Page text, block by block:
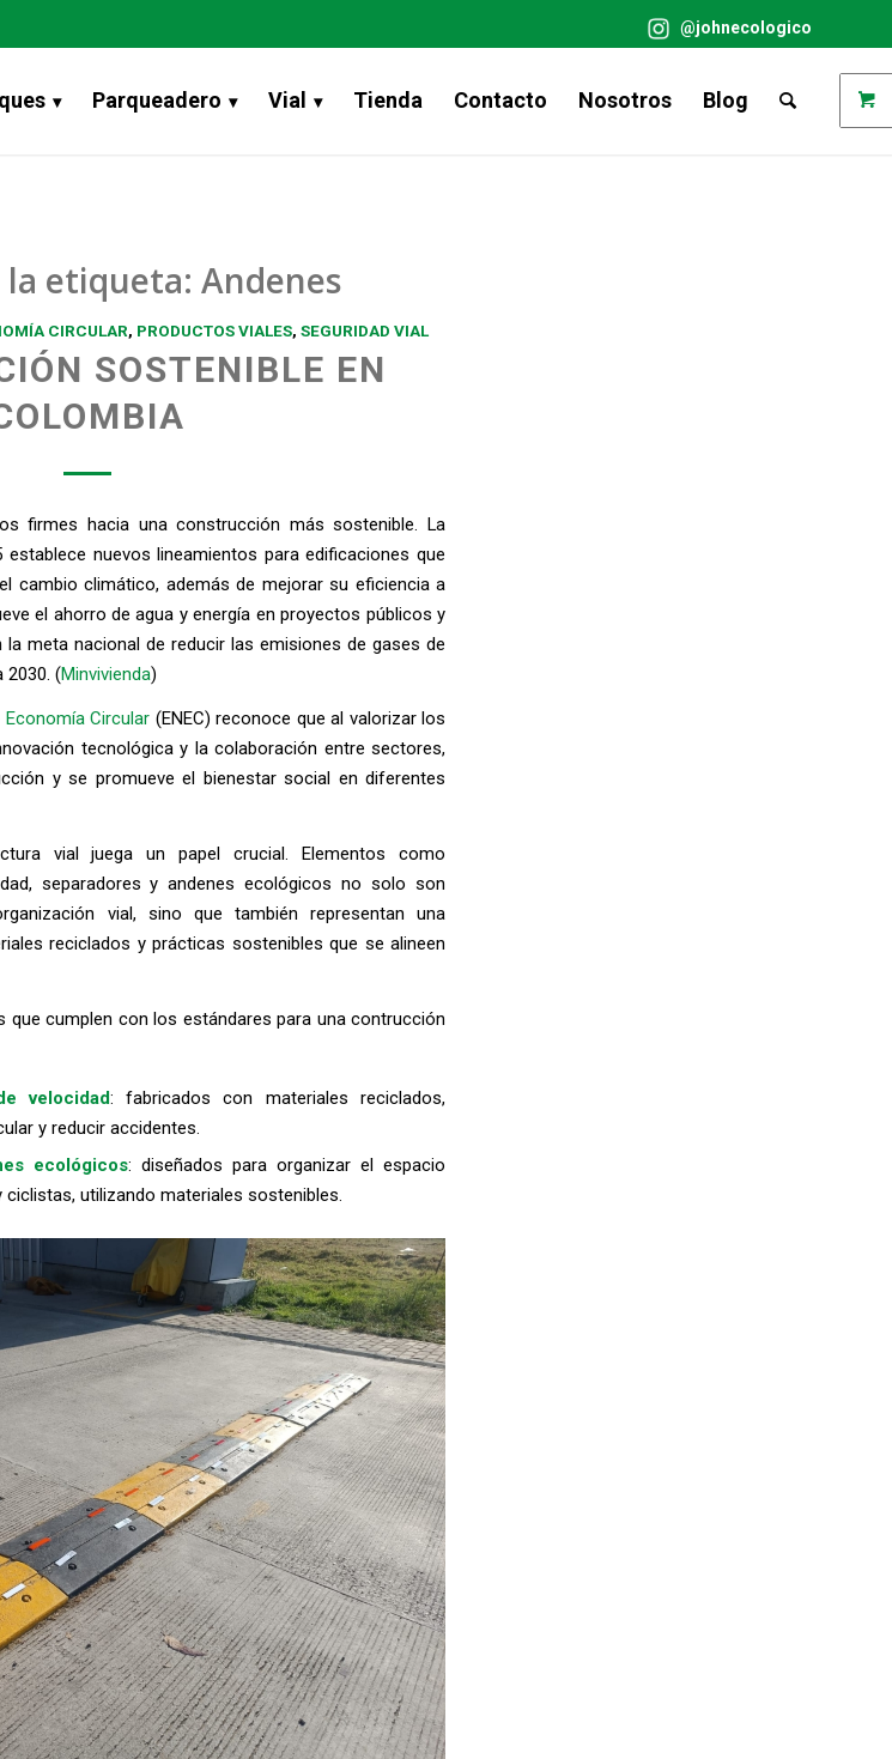
@johnecologico
Parqueadero Vial Tienda Contacto Nosotros Blog
la etiqueta: Andenes
CIRCULAR, PRODUCTOS VIALES, SEGURIDAD VIAL
SOSTENIBLE EN
firmes hacia una construcción más sostenible. La
nuevos lineamientos para edificaciones que
cambio climático, además de mejorar su eficiencia a
el ahorro de agua y energía en proyectos públicos y
meta nacional de reducir las emisiones de gases de
2030. (Minvivienda)
Economía Circular (ENEC) reconoce que al valorizar los
tecnológica y la colaboración entre sectores,
y se promueve el bienestar social en diferentes
vial juega un papel crucial. Elementos como
separadores y andenes ecológicos no solo son
vial, sino que también representan una
reciclados y prácticas sostenibles que se alineen
que cumplen con los estándares para una contrucción
velocidad: fabricados con materiales reciclados,
y reducir accidentes.
ecológicos: diseñados para organizar el espacio
utilizando materiales sostenibles.